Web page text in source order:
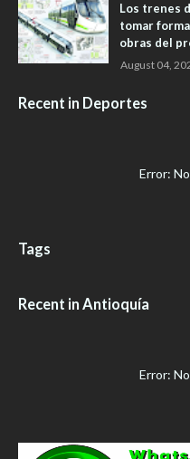
Los trenes
tomar
obras del
August 04,
Recent in Deportes
Error:
Tags
Recent in Antioquía
Error: